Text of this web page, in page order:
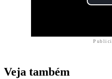
Veja também